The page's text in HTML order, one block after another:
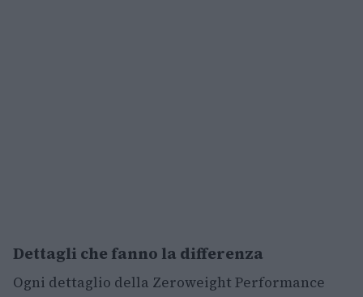
Dettagli che fanno la differenza
Ogni dettaglio della Zeroweight Performance